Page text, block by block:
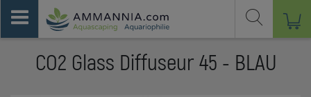
CO2 Glass Diffuseur 45 - BLAU